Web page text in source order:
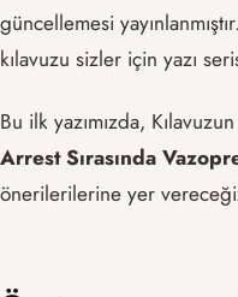
güncellemesi yayınlanmıştır.
kılavuzu sizler için yazı
Bu ilk yazımızda, Kılavuzun
Arrest Sırasında
önerilerilerine yer